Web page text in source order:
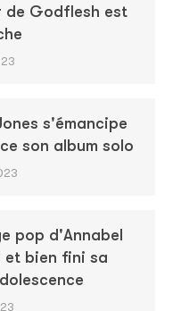
de Godflesh est
s'émancipe
son album solo
pop d'Annabel
et bien fini sa